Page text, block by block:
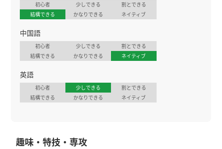
初心者 少しできる
割とできる
結構できる
かなりできる ネイティブ
中国語
初心者 少しできる
割とできる
結構できる
かなりできる ネイティブ
英語
初心者 少しできる
割とできる
結構できる
かなりできる ネイティブ
趣味・特技・専攻